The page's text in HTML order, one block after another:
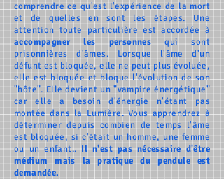
comprendre ce qu'est l'expérience de la mort
et de quelles en sont les étapes. Une
attention toute particulière est accordée à
accompagnerles personnes qui sont
prisonnières d'âmes. Lorsque l'âme d'un
défunt est bloquée, elle ne peut plus évoluée,
elle est bloquée et bloque l'évolution de son
"hôte". Elle devient un "vampire énergétique"
car elle a besoin d'énergie n'étant pas
montée dans la Lumière. Vous apprendrez à
déterminer depuis combien de temps l'âme
est bloquée, si c'était un homme, une femme
ou un enfant.. Il n'est pas nécessaire d'être
médium mais la pratique du pendule est
demandée.